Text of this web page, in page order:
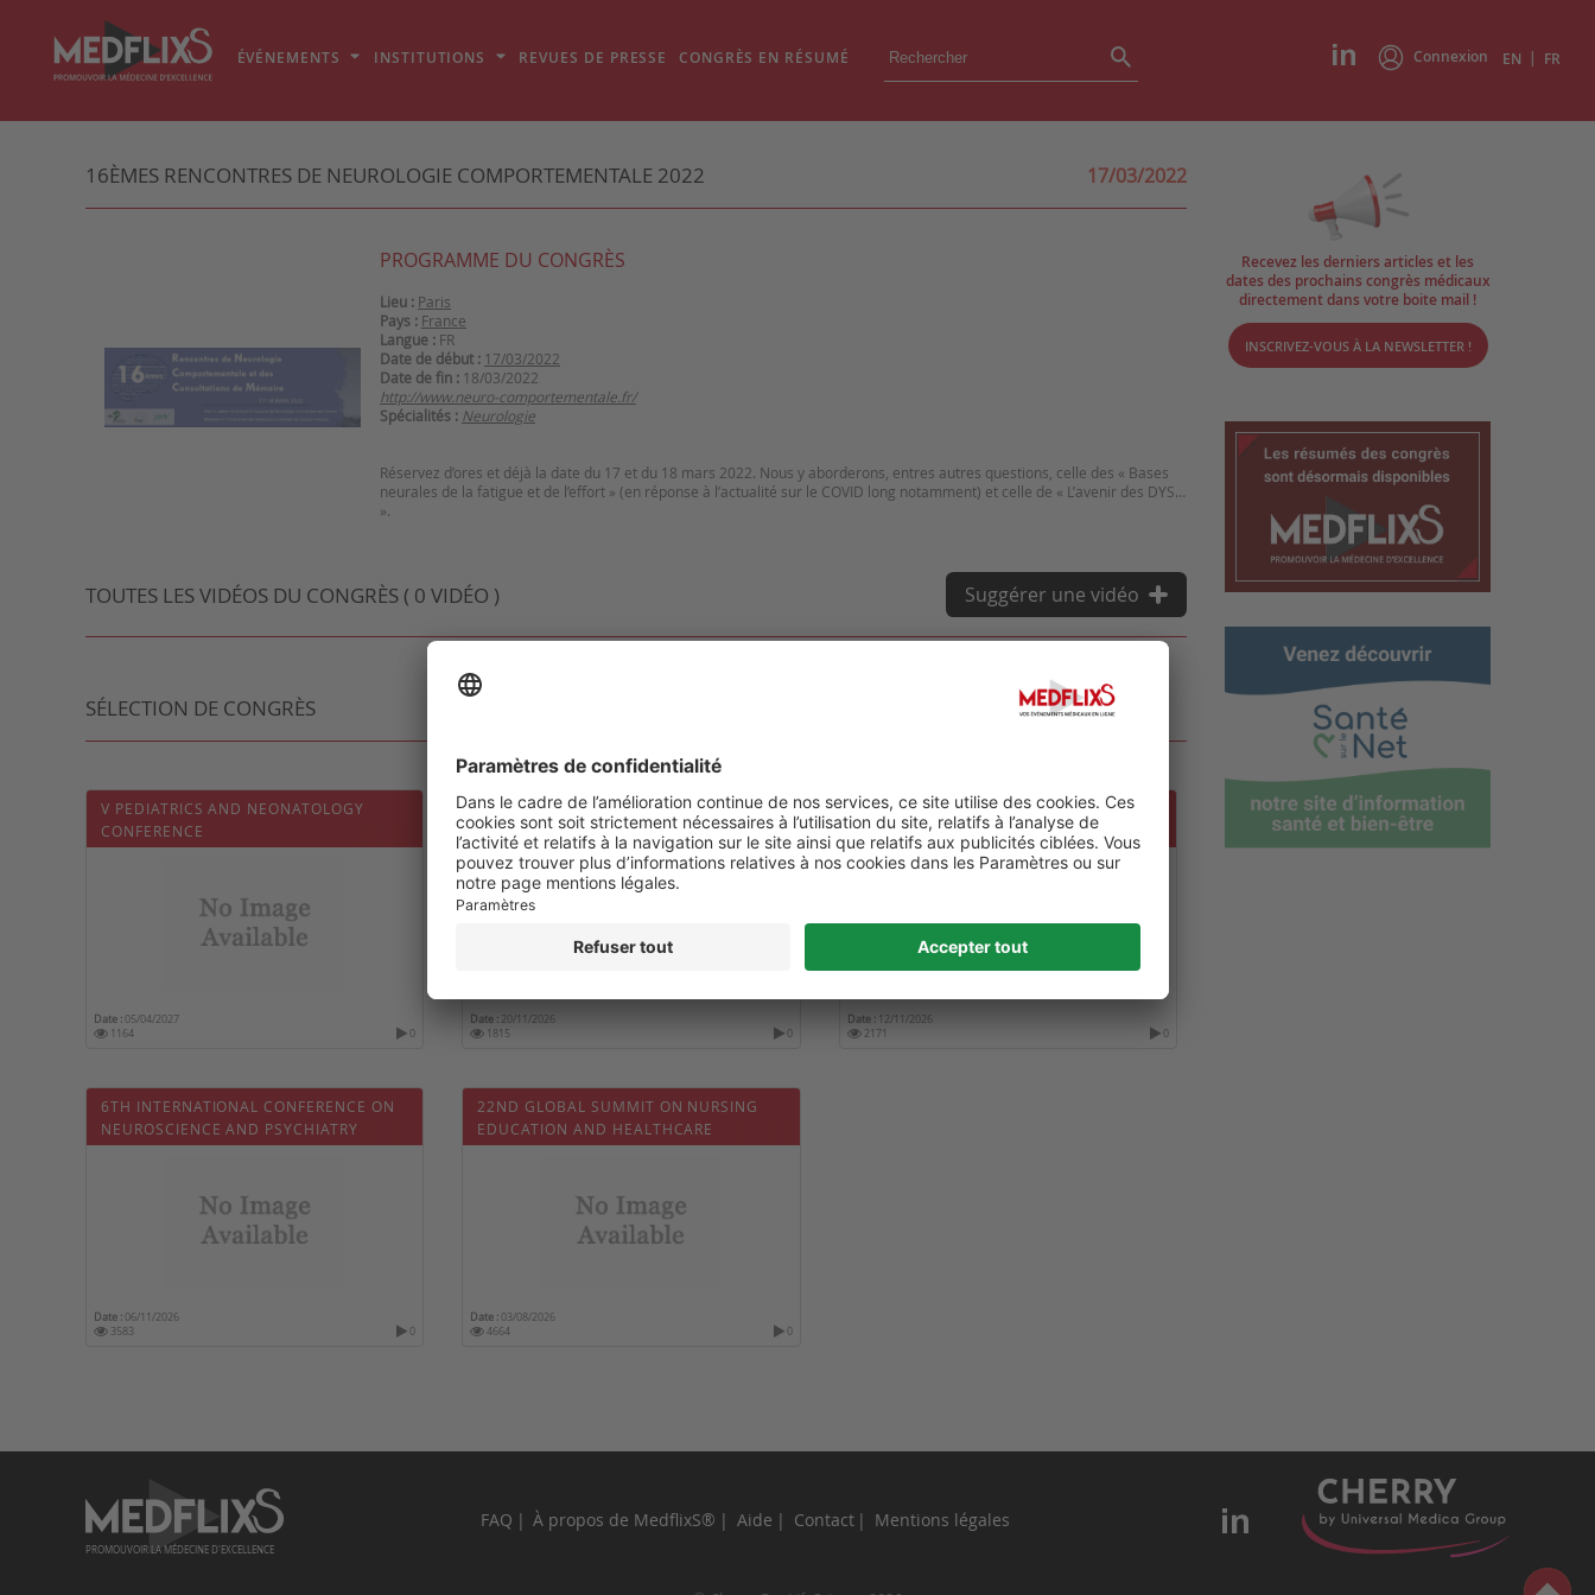
Connexion EN | FR
ÉVÉNEMENTS INSTITUTIONS REVUES DE PRESSE CONGRÈS EN RÉSUMÉ
16ÈMES RENCONTRES DE NEUROLOGIE COMPORTEMENTALE 2022 17/03/2022
PROGRAMME DU CONGRÈS
Lieu : Paris
Pays : France
Langue : FR
Date de début : 17/03/2022
Date de fin : 18/03/2022
http://www.neuro-comportementale.fr/
Spécialités : Neurologie
Réservez d’ores et déjà la date du 17 et du 18 mars 2022. Nous y aborderons, entres autres questions, celle des « Bases
neurales de la fatigue et de l’effort » (en réponse à l’actualité sur le COVID long notamment) et celle de « L’avenir des DYS…
TOUTES LES VIDÉOS DU CONGRÈS ( 0 VIDÉO ) Suggérer une vidéo
SÉLECTION DE CONGRÈS
V PEDIATRICS AND NEONATOLOGY
CONFERENCE
Date :05/04/2027
1164
0
INTERNATIONAL MENTAL HEALTH
CONFERENCES 2026
Date : 20/11/2026
1815
0
SOCIETY FOR NEURO-ONCOLOGY
ANNUAL MEETING
Date :12/11/2026
2171
0
6TH INTERNATIONAL CONFERENCE ON
NEUROSCIENCE AND PSYCHIATRY
Date :06/11/2026
3583
0
22ND GLOBAL SUMMIT ON NURSING
EDUCATION AND HEALTHCARE
Date :03/08/2026
4664
0
Recevez les derniers articles et les
dates des prochains congrès médicaux
directement dans votre boite mail !
INSCRIVEZ-VOUS À LA NEWSLETTER !
PROMOUVOIR LA MÉDECINE D'EXCELLENCE
FAQ À propos de MedflixS® Aide Contact Mentions légales